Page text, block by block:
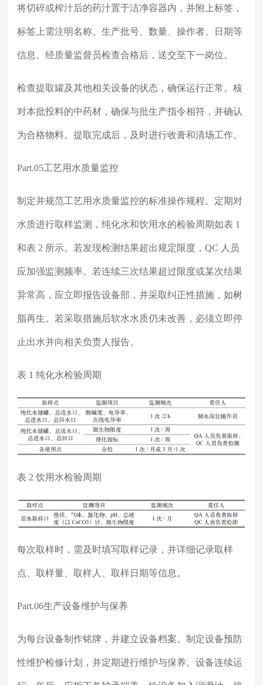
将切碎或榨汁后的药汁置于洁净容器内，并附上标签，
标签上需注明名称、生产批号、数量、操作者、日期等
信息。经质量监督员检查合格后，送交至下一岗位。
检查提取罐及其他相关设备的状态，确保运行正常。核
对本批投料的中药材，确保与批生产指令相符，并确认
为合格物料。提取完成后，及时进行收膏和清场工作。
Part.05工艺用水质量监控
制定并规范工艺用水质量监控的标准操作规程。定期对
水质进行取样监测，纯化水和饮用水的检验周期如表 1
和表 2 所示。若发现检测结果超出规定限度，QC 人员
应加强监测频率。若连续三次结果超过限度或某次结果
异常高，应立即报告设备部，并采取纠正性措施，如树
脂再生。若采取措施后软水水质仍未改善，必须立即停
止出水并向相关负责人报告。
表 1 纯化水检验周期
表 2 饮用水检验周期
每次取样时，需及时填写取样记录，并详细记录取样
点、取样量、取样人、取样日期等信息。
Part.06生产设备维护与保养
为每台设备制作铭牌，并建立设备档案。制定设备预防
性维护检修计划，并定期进行维护与保养。设备连续运